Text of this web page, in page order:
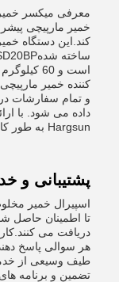
کند.اين دستگاه
است و 60
Hargsun به طور کامل به هر آشپزخانه اضافه می شود.
پشتیبانی و
اسپیرال خمیر
تا اطمینان حاصل
دریافت می
هر سوالی پاسخ
طیف وسیعی از
تضمین و برنامه